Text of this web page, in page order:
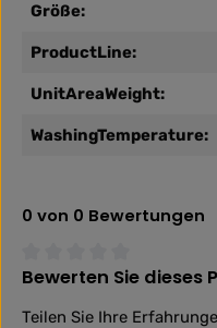
Größe:
ProductLine:
UnitAreaWeight:
WashingTemperature:
0 von 0 Bewertungen
Durchschnittliche
Bewerten Sie dieses
Teilen Sie Ihre